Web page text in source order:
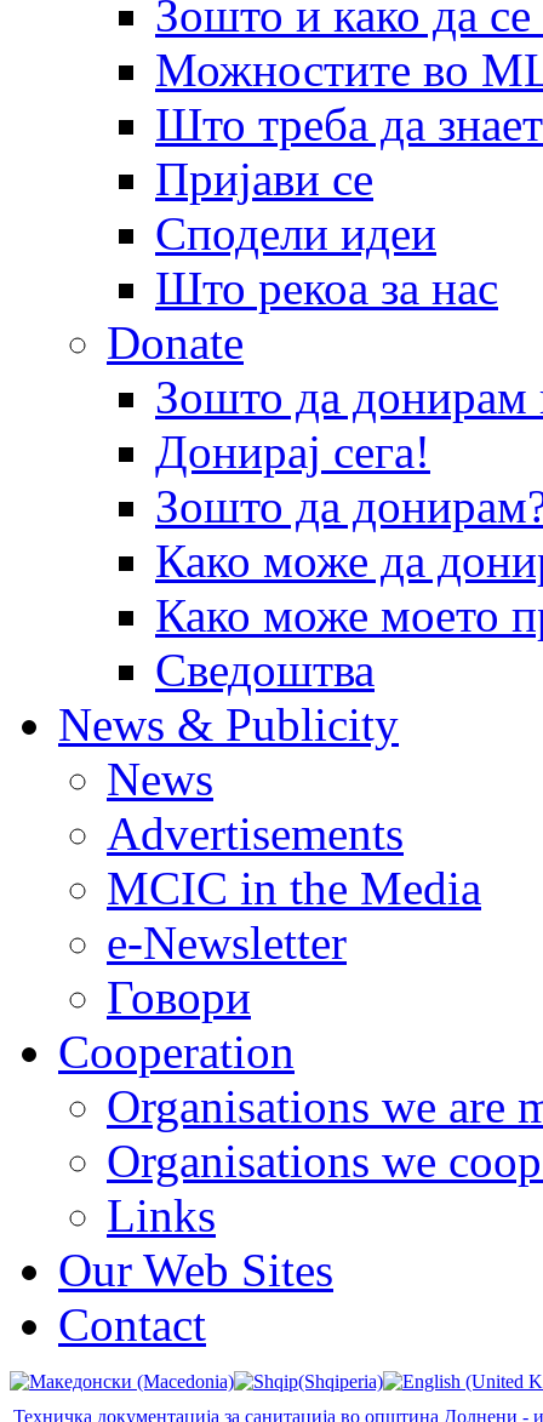
Зошто и како да
Можностите во
Што треба да
Пријави се
Сподели идеи
Што рекоа за нас
Donate
Зошто да
Донирај сега!
Зошто да
Како може да
Како може моето
Сведоштва
News & Publicity
News
Advertisements
MCIC in the Media
e-Newsletter
Говори
Cooperation
Organisations we are
Organisations we
Links
Our Web Sites
Contact
Техничка документација за санитација во општина Долнени -